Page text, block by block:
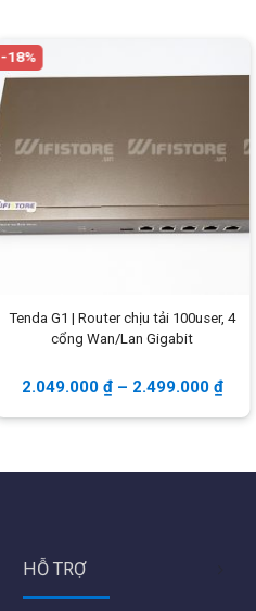
-18%
Tenda G1 | Router chịu tải 100user, 4
cổng Wan/Lan Gigabit
2.049.000 ₫– 2.499.000 ₫
HỖ TRỢ